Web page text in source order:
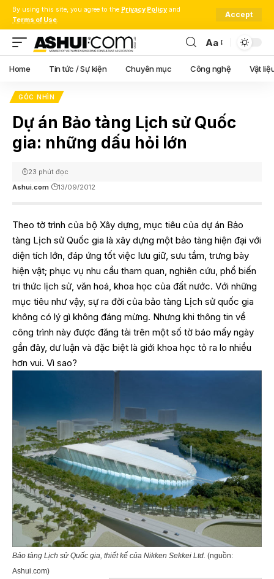
By using this site, you agree to the Privacy Policy and
Terms of Use.
Accept
Font
Resizer
Aa
Home Tin tức / Sự kiện Chuyên mục Công nghệ Vật
GÓC NHÌN
Dự án Bảo tàng Lịch sử Quốc
gia: những dấu hỏi lớn
Ashui.com 13/09/2012
23 phút đọc
Theo tờ trình của bộ Xây dựng, mục tiêu của dự án Bảo
tàng Lịch sử Quốc gia là xây dựng một bảo tàng hiện đại với
diện tích lớn, đáp ứng tốt việc lưu giữ, sưu tầm, trưng bày
hiện vật; phục vụ nhu cầu tham quan, nghiên cứu, phổ biến
tri thức lịch sử, văn hoá, khoa học của đất nước. Với những
mục tiêu như vậy, sự ra đời của bảo tàng Lịch sử quốc gia
không có lý gì không đáng mừng. Nhưng khi thông tin về
công trình này được đăng tải trên một số tờ báo mấy ngày
gần đây, dư luận và đặc biệt là giới khoa học tỏ ra lo nhiều
hơn vui. Vì sao?
Bảo tàng Lịch sử Quốc gia, thiết kế của Nikken Sekkei Ltd. (nguồn:
Ashui.com)